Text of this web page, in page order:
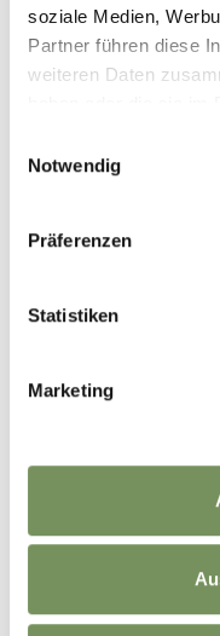
soziale Medien,
Partner führen diese
weiteren Daten
Notwendig
Präferenzen
Statistiken
Marketing